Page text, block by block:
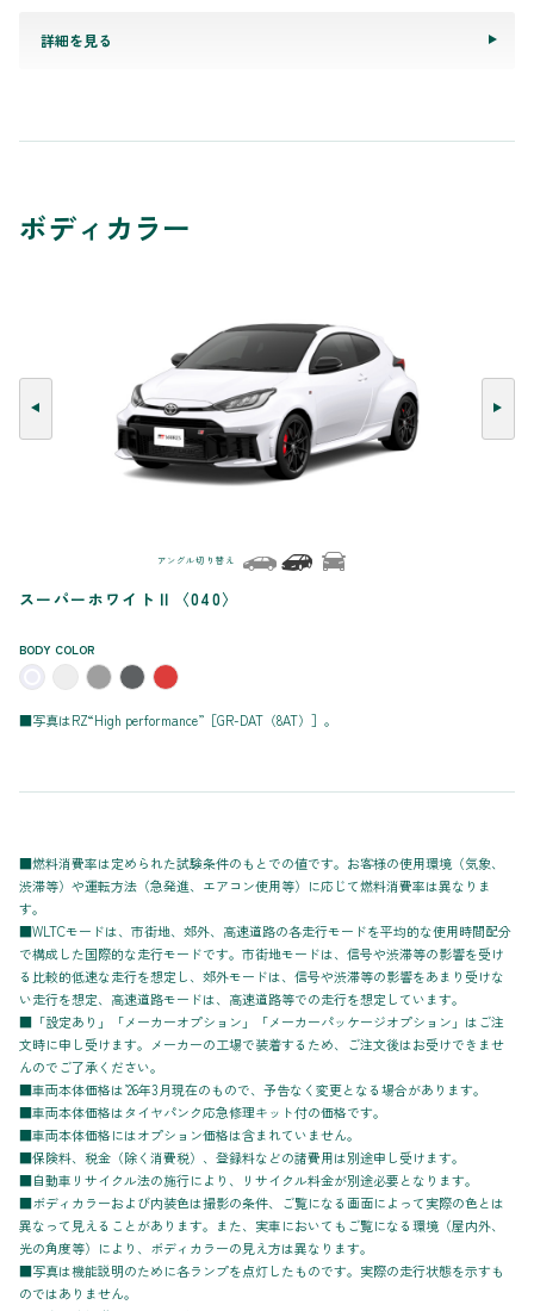
詳細を見る
ボディカラー
スーパーホワイトⅡ〈040〉
アングル切り替え
BODY COLOR
■写真はRZ“High performance”［GR-DAT（8AT）］。
■燃料消費率は定められた試験条件のもとでの値です。お客様の使用環境（気象、
渋滞等）や運転方法（急発進、エアコン使用等）に応じて燃料消費率は異なりま
す。
■WLTCモードは、市街地、郊外、高速道路の各走行モードを平均的な使用時間配分
で構成した国際的な走行モードです。市街地モードは、信号や渋滞等の影響を受け
る比較的低速な走行を想定し、郊外モードは、信号や渋滞等の影響をあまり受けな
い走行を想定、高速道路モードは、高速道路等での走行を想定しています。
■「設定あり」「メーカーオプション」「メーカーパッケージオプション」はご注
文時に申し受けます。メーカーの工場で装着するため、ご注文後はお受けできませ
んのでご了承ください。
■車両本体価格は’26年3月現在のもので、予告なく変更となる場合があります。
■車両本体価格はタイヤパンク応急修理キット付の価格です。
■車両本体価格にはオプション価格は含まれていません。
■保険料、税金（除く消費税）、登録料などの諸費用は別途申し受けます。
■自動車リサイクル法の施行により、リサイクル料金が別途必要となります。
■ボディカラーおよび内装色は撮影の条件、ご覧になる画面によって実際の色とは
異なって見えることがあります。また、実車においてもご覧になる環境（屋内外、
光の角度等）により、ボディカラーの見え方は異なります。
■写真は機能説明のために各ランプを点灯したものです。実際の走行状態を示すも
のではありません。